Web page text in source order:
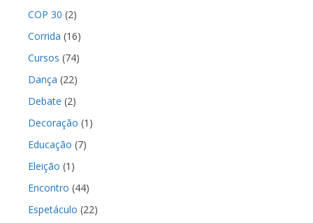
COP 30 (2)
Corrida (16)
Cursos (74)
Dança (22)
Debate (2)
Decoração (1)
Educação (7)
Eleição (1)
Encontro (44)
Espetáculo (22)